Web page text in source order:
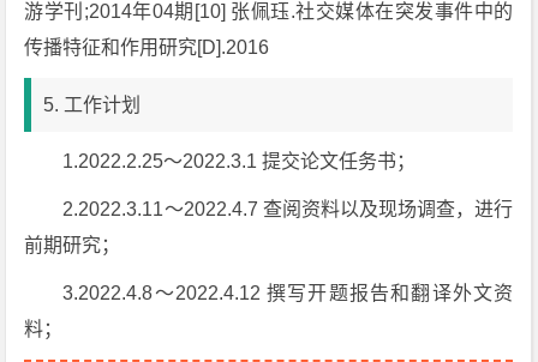
游学刊;2014年04期[10] 张佩珏.社交媒体在突发事件中的
传播特征和作用研究[D].2016
5. 工作计划
1.2022.2.25～2022.3.1 提交论文任务书；
2.2022.3.11～2022.4.7 查阅资料以及现场调查，进行
前期研究；
3.2022.4.8～2022.4.12 撰写开题报告和翻译外文资
料；